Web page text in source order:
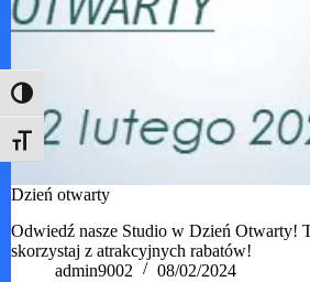
Toggle High Contrast
Toggle Font size
Dzień otwarty
Odwiedź nasze Studio w Dzień Otwarty!
skorzystaj z atrakcyjnych rabatów!
admin9002
08/02/2024